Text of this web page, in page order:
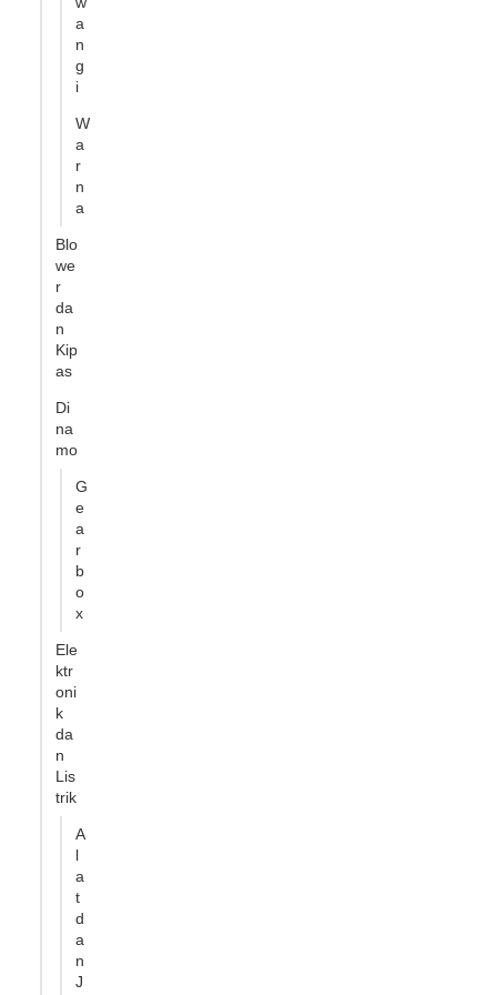
a
n
g
i
W
a
r
n
a
Blo
we
r
da
n
Kip
as
Di
na
mo
G
e
a
r
b
o
x
Ele
ktr
oni
k
da
n
Lis
trik
A
l
a
t
d
a
n
J